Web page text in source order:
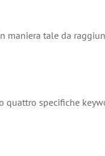
maniera tale da
quattro specifiche